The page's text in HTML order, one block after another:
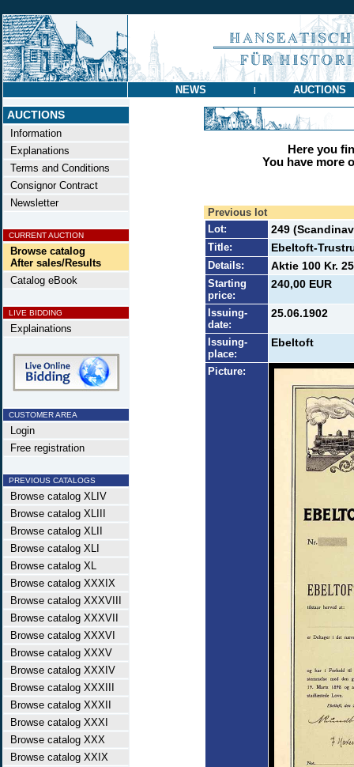
NEWS | AUCTIONS
AUCTIONS
Information
Explanations
Terms and Conditions
Consignor Contract
Newsletter
CURRENT AUCTION
Browse catalog
After sales/Results
Catalog eBook
LIVE BIDDING
Explainations
CUSTOMER AREA
Login
Free registration
PREVIOUS CATALOGS
Browse catalog XLIV
Browse catalog XLIII
Browse catalog XLII
Browse catalog XLI
Browse catalog XL
Browse catalog XXXIX
Browse catalog XXXVIII
Browse catalog XXXVII
Browse catalog XXXVI
Browse catalog XXXV
Browse catalog XXXIV
Browse catalog XXXIII
Browse catalog XXXII
Browse catalog XXXI
Browse catalog XXX
Browse catalog XXIX
Here you
You have more
Previous lot
Lot:
249
Title: Ebeltoft-
Details: Aktie 100 Kr.
Starting
price:
240,00 EUR
Issuing-
date:
25.06.1902
Issuing-
place:
Ebeltoft
Picture: